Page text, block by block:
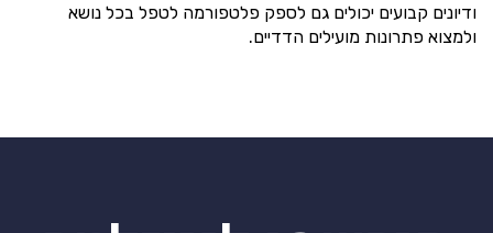
ודיונים קבועים יכולים גם לספק פלטפורמה לטפל בכל נושא
ולמצוא פתרונות מועילים הדדיים.